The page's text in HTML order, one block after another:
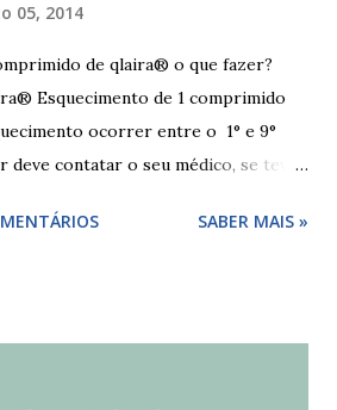
05, 2014
de qlaira® o que fazer?
Esquecimento de 1 comprimido
ocorrer entre o 1° e 9°
contatar o seu médico, se teve
continuar a tomar os restantes
SABER MAIS »